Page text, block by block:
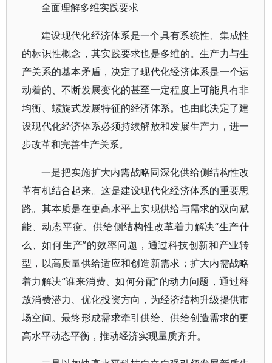
全面理解多维实践要求
建设现代化经济体系是一个具有系统性、集成性
的标识性概念，其实践要求也是多维的。生产力与生
产关系的基本矛盾，决定了现代化经济体系是一个运
动着的、不断发展变化的甚至一定程度上可能具有非
均衡、螺旋式发展特征的经济体系。也由此决定了建
设现代化经济体系必须持续解放和发展生产力，进一
步改革和完善生产关系。
一是把实施扩大内需战略同深化供给侧结构性改
革有机结合起来。这是建设现代化经济体系的重要思
路。其本质是在更高水平上实现供给与需求的双向赋
能、动态平衡。供给侧结构性改革着力解决“生产什
么、如何生产”的效率问题，通过科技创新和产业转
型，以高质量供给适应和创造新需求；扩大内需战略
着力解决“谁来消费、如何分配”的动力问题，通过释
放消费潜力、优化投资方向，为经济结构升级提供市
场空间。最终形成需求牵引供给、供给创造需求的更
高水平动态平衡，推动经济实现量质齐升。